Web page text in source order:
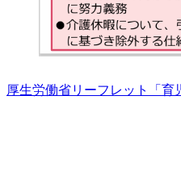
厚生労働省リーフレット「育